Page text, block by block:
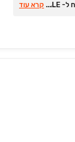
... קרא עוד